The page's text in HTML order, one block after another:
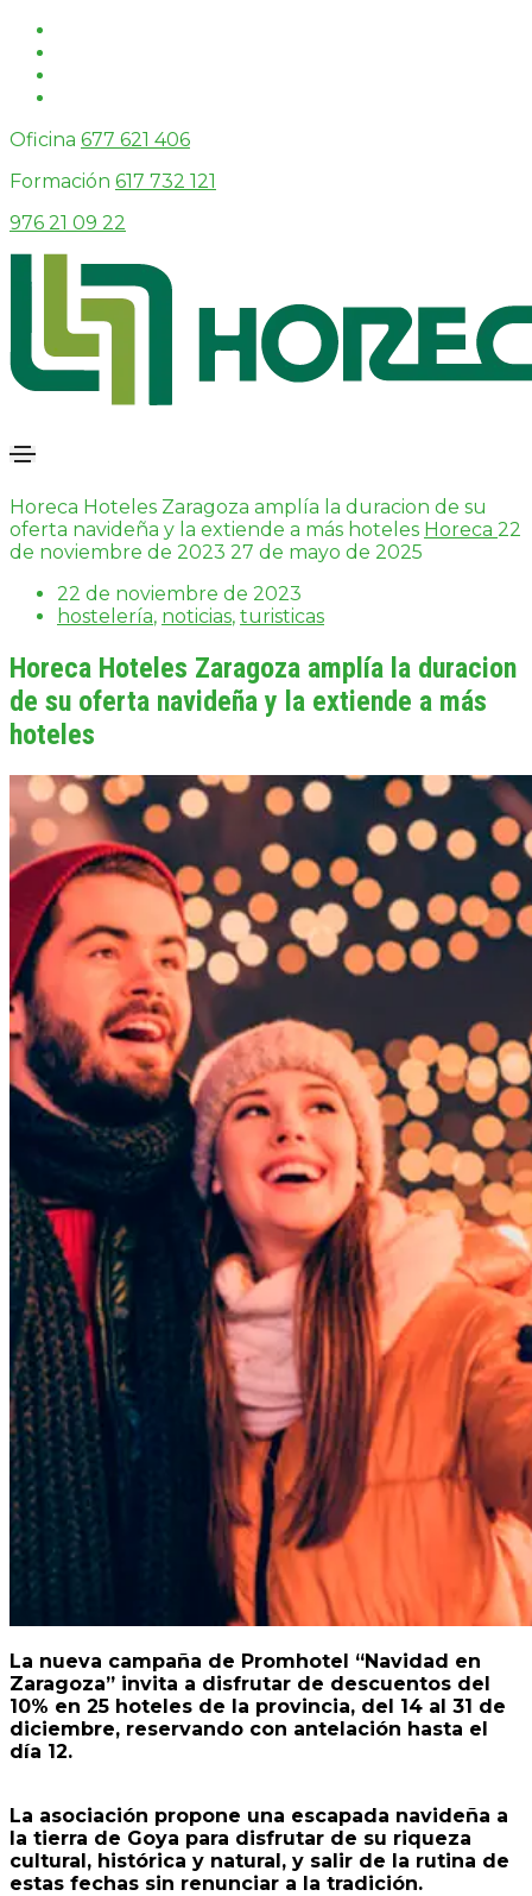
Oficina 677 621 406
Formación 617 732 121
976 21 09 22
Horeca Hoteles Zaragoza amplía la duracion de su
oferta navideña y la extiende a más hoteles Horeca 22
de noviembre de 2023 27 de mayo de 2025
22 de noviembre de 2023
hostelería, noticias, turisticas
Horeca Hoteles Zaragoza amplía la duracion
de su oferta navideña y la extiende a más
hoteles
La nueva campaña de Promhotel “Navidad en
Zaragoza” invita a disfrutar de descuentos del
10% en 25 hoteles de la provincia, del 14 al 31 de
diciembre, reservando con antelación hasta el
día 12.
La asociación propone una escapada navideña a
la tierra de Goya para disfrutar de su riqueza
cultural, histórica y natural, y salir de la rutina de
estas fechas sin renunciar a la tradición.